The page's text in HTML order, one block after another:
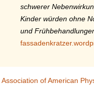
schwerer
Kinder würden ohne
und
Association of American